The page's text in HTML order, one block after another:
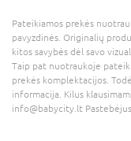
Pateikiamos prekės
pavyzdinės. Originalių
kitos savybės dėl savo
Taip pat nuotraukoje
prekės komplektacijos.
informacija. Kilus
info@babycity.lt